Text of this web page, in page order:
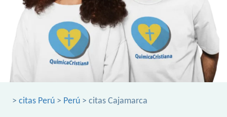
> citas Perú > Perú > citas Cajamarca